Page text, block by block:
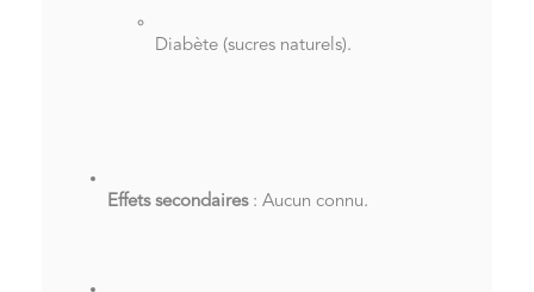
Diabète (sucres naturels).
Effets secondaires: Aucun connu.